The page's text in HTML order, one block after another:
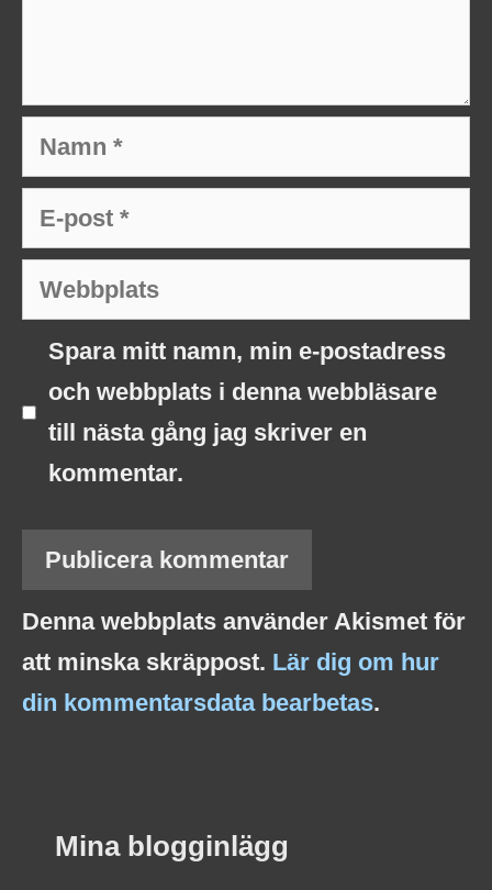
Namn
E-
post
Webbplats
Spara mitt namn, min e-postadress
och webbplats i denna webbläsare
till nästa gång jag skriver en
kommentar.
Denna webbplats använder Akismet för
att minska skräppost. Lär dig om hur
din kommentarsdata bearbetas.
Mina blogginlägg